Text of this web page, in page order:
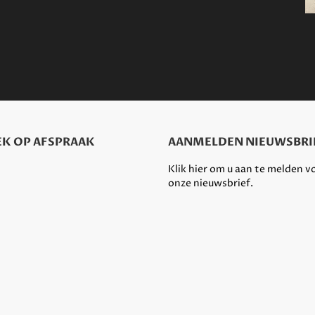
OP AFSPRAAK AANMELDEN
Klik hier om u aan te melden
onze nieuwsbrief.